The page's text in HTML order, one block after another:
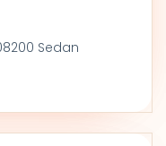
Sedan